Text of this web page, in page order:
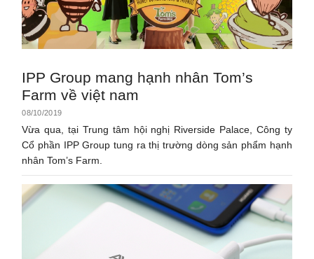
IPP Group mang hạnh nhân Tom’s
Farm về việt nam
08/10/2019
Vừa qua, tại Trung tâm hội nghị Riverside Palace, Công ty
Cổ phần IPP Group tung ra thị trường dòng sản phẩm hạnh
nhân Tom’s Farm.